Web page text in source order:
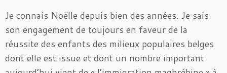
Je connais Noëlle depuis bien des années. Je sais
son engagement de toujours en faveur de la
réussite des enfants des milieux populaires belges
dont elle est issue et dont un nombre important